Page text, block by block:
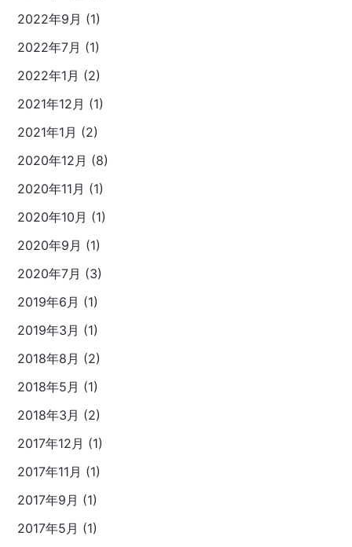
2022年9月 (1)
2022年7月 (1)
2022年1月 (2)
2021年12月 (1)
2021年1月 (2)
2020年12月 (8)
2020年11月 (1)
2020年10月 (1)
2020年9月 (1)
2020年7月 (3)
2019年6月 (1)
2019年3月 (1)
2018年8月 (2)
2018年5月 (1)
2018年3月 (2)
2017年12月 (1)
2017年11月 (1)
2017年9月 (1)
2017年5月 (1)